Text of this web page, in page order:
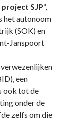
SJP“,
het autonoom
(SOK) en
Janspoort
verwezenlijken
een
ook tot de
onder de
zelfs om die